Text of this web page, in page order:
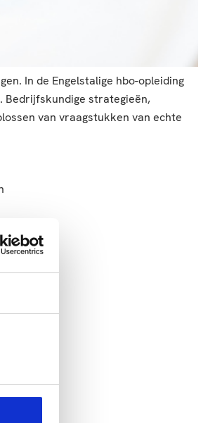
In de Engelstalige hbo-opleiding
Bedrijfskundige strategieën,
van vraagstukken van echte